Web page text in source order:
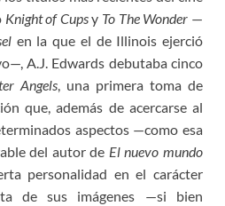
r
e
s
Knight of Cupsy To The Wonder —
en la que el de Illinois ejerció
A.J. Edwards debutaba cinco
Angels, una primera toma de
que, además de acercarse al
aspectos —como esa
del autor de El nuevo mundo
personalidad en el carácter
de sus imágenes —si bien